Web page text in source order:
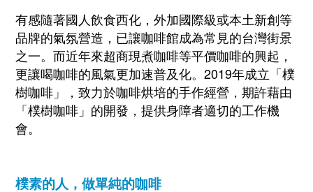
有感隨著國人飲食西化，外加國際級或本土新創等
品牌的氣氛營造，已讓咖啡館成為常見的台灣街景
之一。而近年來超商現煮咖啡等平價咖啡的興起，
更讓喝咖啡的風氣更加速普及化。 2019年成立「樸
樹咖啡」，致力於咖啡烘培的手作經營，期許藉由
「樸樹咖啡」的開發，提供身障者適切的工作機
會。
樸素的人，做單純的咖啡